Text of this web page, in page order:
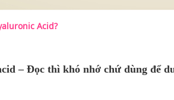
Acid?
– Đọc thì khó nhớ chứ dùng để